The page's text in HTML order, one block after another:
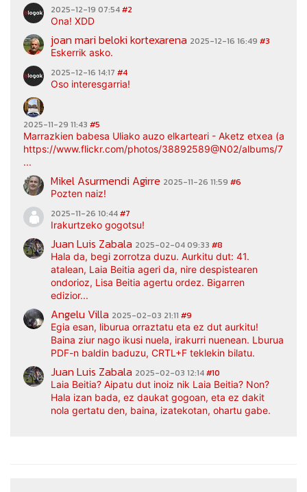
2025-12-19 07:54#2
Ona! XDD
joan mari beloki kortexarena 2025-12-16 16:49 #3
Eskerrik asko.
2025-12-16 14:17 #4
Oso interesgarria!
2025-11-29 11:43 #5
Marrazkien babesa Uliako auzo elkarteari - Aketz etxea
https://www.flickr.com/photos/38892589@N02/albums/
...
Mikel Asurmendi Agirre 2025-11-26 11:59 #6
Pozten naiz!
2025-11-26 10:44#7
Irakurtzeko gogotsu!
Juan Luis Zabala 2025-02-04 09:33 #8
Hala da, begi zorrotza duzu. Aurkitu dut: 41.
atalean, Laia Beitia ageri da, nire despistearen
ondorioz, Lisa Beitia agertu ordez. Bigarren
edizior...
Angelu Villa 2025-02-03 21:11 #9
Egia esan, liburua orraztatu eta ez dut aurkitu!
Baina ziur nago ikusi nuela, irakurri nuenean. Lburua
PDF-n baldin baduzu, CRTL+F teklekin bilatu.
Juan Luis Zabala 2025-02-03 12:14#10
Laia Beitia? Aipatu dut inoiz nik Laia Beitia? Non?
Hala izan bada, ez daukat gogoan, eta ez dakit
nola gertatu den, baina, izatekotan, ohartu gabe.